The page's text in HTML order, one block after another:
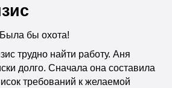
бы охота!
трудно найти работу. Аня
долго. Сначала она составила
требований к желаемой